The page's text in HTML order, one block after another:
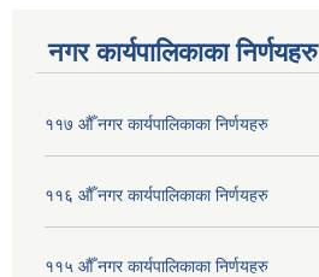
नगर कार्यपालिकाका निर्णयहरु
११७ औँ नगर कार्यपालिकाका निर्णयहरु
११६ औँ नगर कार्यपालिकाका निर्णयहरु
११५ औँ नगर कार्यपालिकाका निर्णयहरु